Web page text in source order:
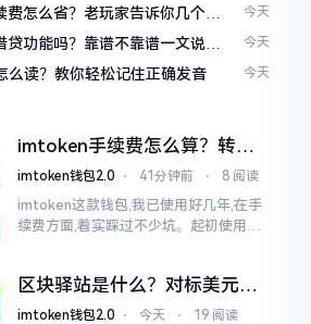
怎么省？老玩家告诉你几个实
今天
功能吗？靠谱不靠谱一文说清
今天
么读？教你轻松记住正确发音 今天
imtoken手续费怎么算？转账
和交易所差别大了
imtoken钱包2.0 ⋅ 41分钟前 ⋅ 8 阅读
imtoken这款钱包,我已使用好几年,在手
续费方面,着实踩过不少坑。起初使用时,
明白
区块驿站是什么？对标美元的
ETH到底咋回事
imtoken钱包2.0 ⋅ 今天 ⋅ 19 阅读